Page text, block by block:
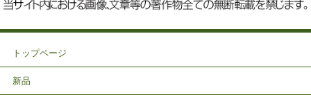
トップページ
新品